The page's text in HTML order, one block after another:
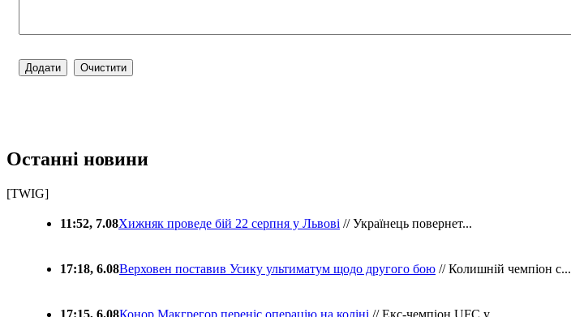
Останні новини
[TWIG]
11:52, 7.08Хижняк проведе бій 22 серпня у Львові // Українець повернет...
17:18, 6.08Верховен поставив Усику ультиматум щодо другого бою // Колишній чемпіон с...
17:15, 6.08Конор Макгрегор переніс операцію на коліні // Екс-чемпіон UFC у ...